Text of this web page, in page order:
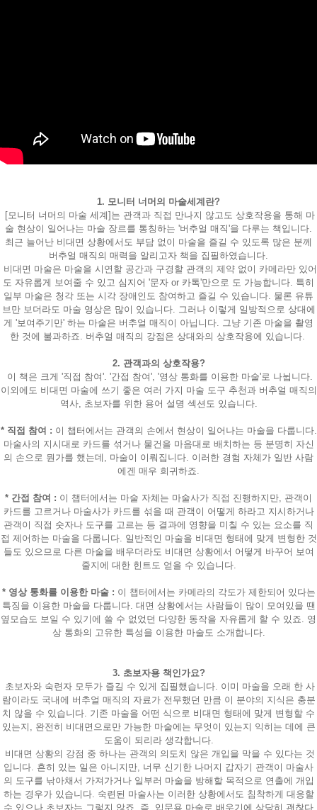
페이코 라이
구매
1. 모니터 너머의 마술세계란?
[모니터 너머의 마술 세계]는 관객과 직접 만나지 않고도 상호작용을 통해 마
술 현상이 일어나는 마술 장르를 통칭하는 '버추얼 매직'을 다루는 책입니다.
최근 늘어난 비대면 상황에서도 부담 없이 마술을 즐길 수 있도록 많은 분께
버추얼 매직의 매력을 알리고자 책을 집필하였습니다.
비대면 마술은 마술을 시연할 공간과 구경할 관객의 제약 없이 카메라만 있어
도 자유롭게 보여줄 수 있고 심지어 '문자 or 카톡'만으로 도 가능합니다. 특히
일부 마술은 청각 또는 시각 장애인도 참여하고 즐길 수 있습니다. 물론 유튜
브만 보더라도 마술 영상은 많이 있습니다. 그러나 이렇게 일방적으로 상대에
게 '보여주기만' 하는 마술은 버추얼 매직이 아닙니다. 그냥 기존 마술을 촬영
한 것에 불과하죠. 버추얼 매직의 강점은 상대와의 상호작용에 있습니다.
2. 관객과의 상호작용?
이 책은 크게 '직접 참여'. '간접 참여', '영상 통화를 이용한 마술'로 나뉩니다.
이외에도 비대면 마술에 쓰기 좋은 여러 가지 마술 도구 추천과 버추얼 매직의
역사, 초보자를 위한 용어 설명 섹션도 있습니다.
* 직접 참여 : 이 챕터에서는 관객의 손에서 현상이 일어나는 마술을 다룹니다.
마술사의 지시대로 카드를 섞거나 물건을 마음대로 배치하는 등 분명히 자신
의 손으로 뭔가를 했는데, 마술이 이뤄집니다. 이러한 경험 자체가 일반 사람
에겐 매우 희귀하죠.
* 간접 참여 : 이 챕터에서는 마술 자체는 마술사가 직접 진행하지만, 관객이
카드를 고르거나 마술사가 카드를 섞을 때 관객이 어떻게 하라고 지시하거나
관객이 직접 숫자나 도구를 고르는 등 결과에 영향을 미칠 수 있는 요소를 직
접 제어하는 마술을 다룹니다. 일반적인 마술을 비대면 형태에 맞게 변형한 것
들도 있으므로 다른 마술을 배우더라도 비대면 상황에서 어떻게 바꾸어 보여
줄지에 대한 힌트도 얻을 수 있습니다.
* 영상 통화를 이용한 마술 : 이 챕터에서는 카메라의 각도가 제한되어 있다는
특징을 이용한 마술을 다룹니다. 대면 상황에서는 사람들이 많이 모여있을 땐
옆모습도 보일 수 있기에 쓸 수 없었던 다양한 동작을 자유롭게 할 수 있죠. 영
상 통화의 고유한 특성을 이용한 마술도 소개합니다.
3. 초보자용 책인가요?
초보자와 숙련자 모두가 즐길 수 있게 집필했습니다. 이미 마술을 오래 한 사
람이라도 국내에 버추얼 매직의 자료가 전무했던 만큼 이 분야의 지식은 충분
치 않을 수 있습니다. 기존 마술을 어떤 식으로 비대면 형태에 맞게 변형할 수
있는지, 완전히 비대면으로만 가능한 마술에는 무엇이 있는지 익히는 데에 큰
도움이 되리라 생각합니다.
비대면 상황의 강점 중 하나는 관객의 의도치 않은 개입을 막을 수 있다는 것
입니다. 흔히 있는 일은 아니지만, 너무 신기한 나머지 갑자기 관객이 마술사
의 도구를 낚아채서 가져가거나 일부러 마술을 방해할 목적으로 연출에 개입
하는 경우가 있습니다. 숙련된 마술사는 이러한 상황에서도 침착하게 대응할
수 있으나 초보자는 그렇지 않죠. 즉, 입문용 마술로 배우기에 상당히 괜찮다